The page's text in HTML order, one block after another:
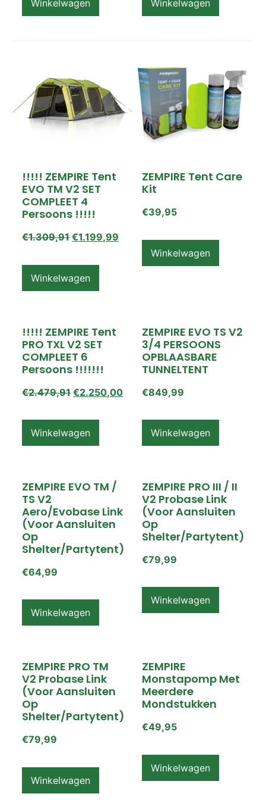
Winkelwagen Winkelwagen
!!!!! ZEMPIRE Tent
EVO TM V2 SET
COMPLEET 4
Persoons !!!!!
€1.309,91 €1.199,99
Winkelwagen
ZEMPIRE Tent Care
Kit
€39,95
Winkelwagen
!!!!! ZEMPIRE Tent
PRO TXL V2 SET
COMPLEET 6
Persoons !!!!!!!
€2.479,91 €2.250,00
Winkelwagen
ZEMPIRE EVO TS V2
3/4 PERSOONS
OPBLAASBARE
TUNNELTENT
€849,99
Winkelwagen
ZEMPIRE EVO TM /
TS V2
Aero/Evobase Link
(voor Aansluiten
Op
Shelter/partytent)
€64,99
Winkelwagen
ZEMPIRE PRO III / II
V2 Probase Link
(voor Aansluiten
Op
Shelter/partytent)
€79,99
Winkelwagen
ZEMPIRE PRO TM
V2 Probase Link
(voor Aansluiten
Op
Shelter/partytent)
€79,99
Winkelwagen
ZEMPIRE
Monstapomp Met
Meerdere
Mondstukken
€49,95
Winkelwagen